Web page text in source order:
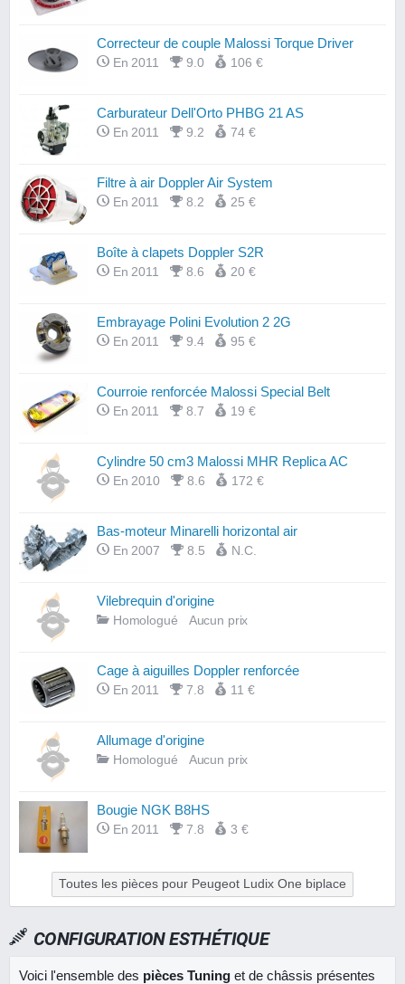
Correcteur de couple Malossi Torque Driver
En 2011 9.0 106 €
Carburateur Dell'Orto PHBG 21 AS
En 2011 9.2 74 €
Filtre à air Doppler Air System
En 2011 8.2 25 €
Boîte à clapets Doppler S2R
En 2011 8.6 20 €
Embrayage Polini Evolution 2 2G
En 2011 9.4 95 €
Courroie renforcée Malossi Special Belt
En 2011 8.7 19 €
Cylindre 50 cm3 Malossi MHR Replica AC
En 2010 8.6 172 €
Bas-moteur Minarelli horizontal air
En 2007 8.5 N.C.
Vilebrequin d'origine
Homologué Aucun prix
Cage à aiguilles Doppler renforcée
En 2011 7.8 11 €
Allumage d'origine
Homologué Aucun prix
Bougie NGK B8HS
En 2011 7.8 3 €
Toutes les pièces pour Peugeot Ludix One biplace
CONFIGURATION ESTHÉTIQUE
Voici l'ensemble des pièces Tuning et de châssis présentes